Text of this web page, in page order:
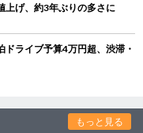
上げ、約3年ぶりの多さに
ライブ予算4万円超、渋滞・
もっと見る